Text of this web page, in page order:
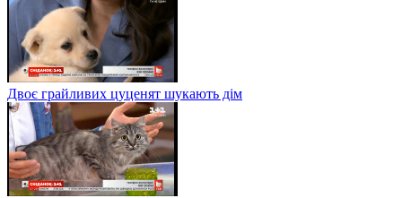
Двоє грайливих цуценят шукають дім